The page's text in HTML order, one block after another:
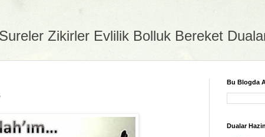
Zikirler Evlilik Bolluk Bereket
Bu Blogda
Dualar